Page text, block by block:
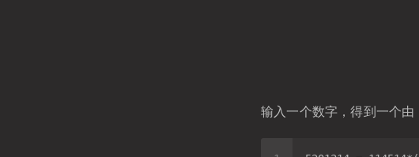
输入一个数字，得到一个由